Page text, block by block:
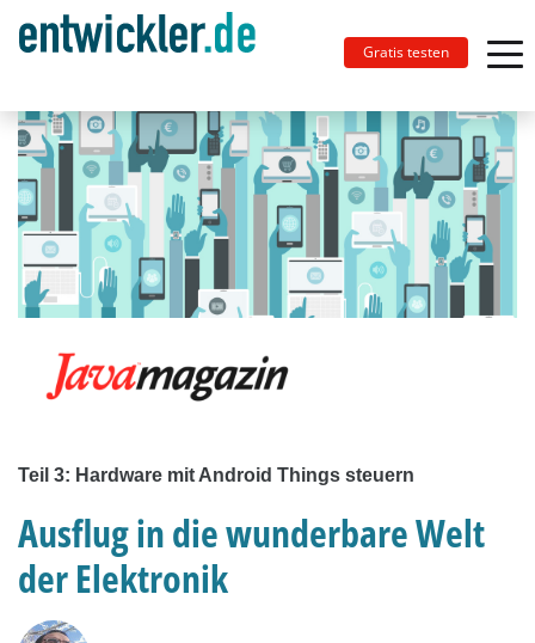
Gratis testen
Teil 3: Hardware mit Android Things steuern
Ausflug in die wunderbare Welt
der Elektronik